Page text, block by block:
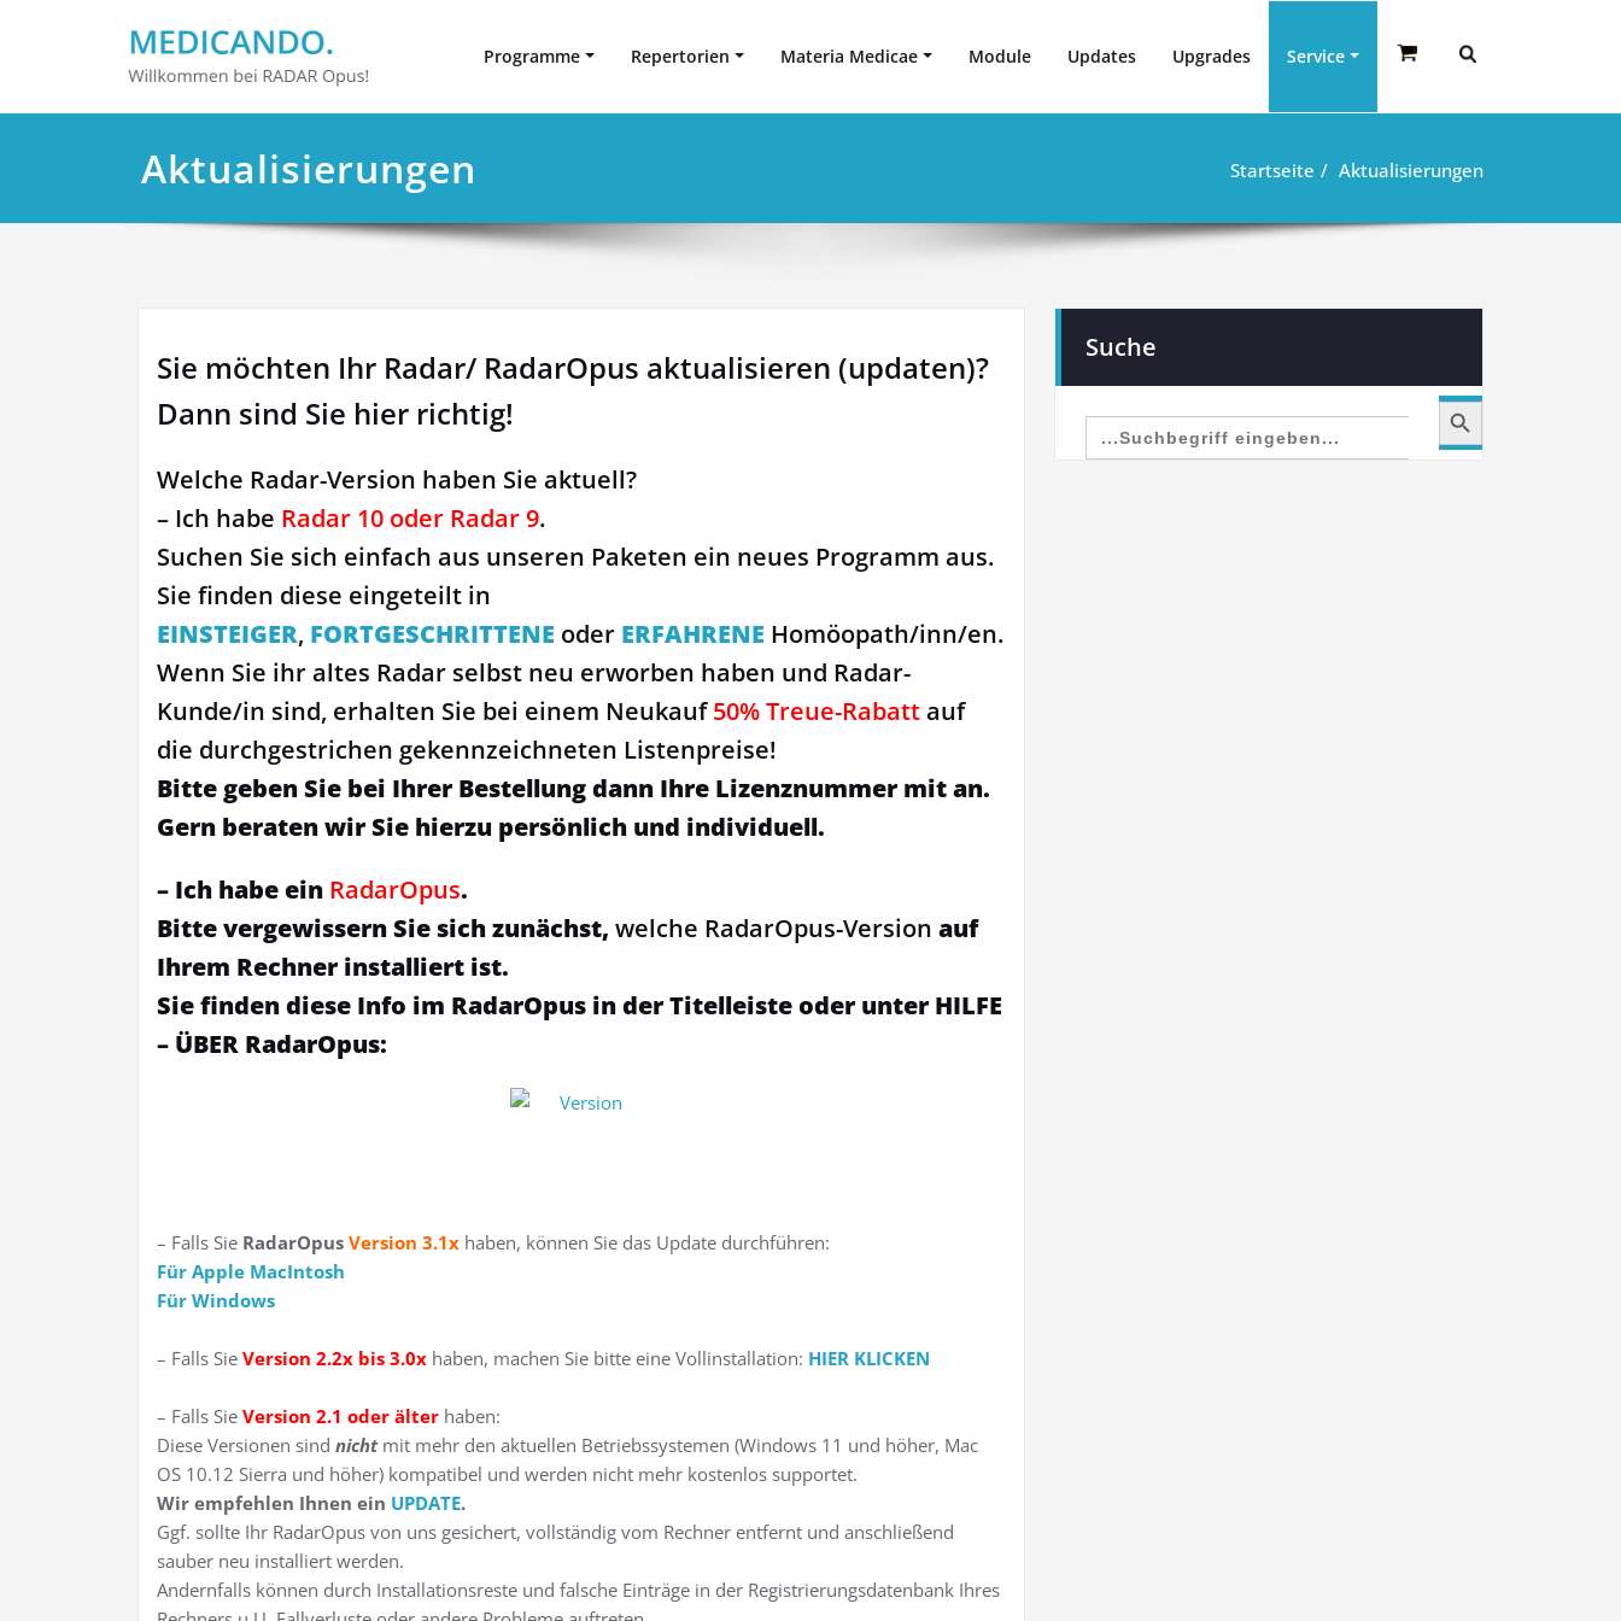
Programme Repertorien Materia Medicae Module Updates Upgrades Service
Aktualisierungen Startseite Aktualisierungen
Sie möchten Ihr Radar/ RadarOpus aktualisieren (updaten)?
Dann sind Sie hier richtig!
Welche Radar-Version haben Sie aktuell?
– Ich habe Radar 10 oder Radar 9.
Suchen Sie sich einfach aus unseren Paketen ein neues Programm aus.
Sie finden diese eingeteilt in
EINSTEIGER, FORTGESCHRITTENE oder ERFAHRENE Homöopath/inn/en.
Wenn Sie ihr altes Radar selbst neu erworben haben und Radar-
Kunde/in sind, erhalten Sie bei einem Neukauf50% Treue-Rabattauf
die durchgestrichen gekennzeichneten Listenpreise!
Bitte geben Sie bei Ihrer Bestellung dann Ihre Lizenznummer mit an.
Gern beraten wir Sie hierzu persönlich und individuell.
– Ich habe ein RadarOpus.
Bitte vergewissern Sie sich zunächst, welche RadarOpus-Version auf
Ihrem Rechner installiert ist.
Sie finden diese Info im RadarOpus in der Titelleiste oder unter HILFE
– ÜBER RadarOpus:
– Falls Sie RadarOpus Version 3.1x haben, können Sie das Update durchführen:
Für Apple MacIntosh
Für Windows
– Falls Sie Version 2.2x bis 3.0x haben, machen Sie bitte eine Vollinstallation: HIER KLICKEN
– Falls Sie Version 2.1 oder älter haben:
Diese Versionen sind nichtmit mehr den aktuellen Betriebssystemen (Windows 11 und höher, Mac
OS 10.12 Sierra und höher) kompatibel und werden nicht mehr kostenlos supportet.
Wir empfehlen Ihnen ein UPDATE.
Ggf. sollte Ihr RadarOpus von uns gesichert, vollständig vom Rechner entfernt und anschließend
sauber neu installiert werden.
Andernfalls können durch Installationsreste und falsche Einträge in der Registrierungsdatenbank Ihres
Suche
Search
for:
Search Button